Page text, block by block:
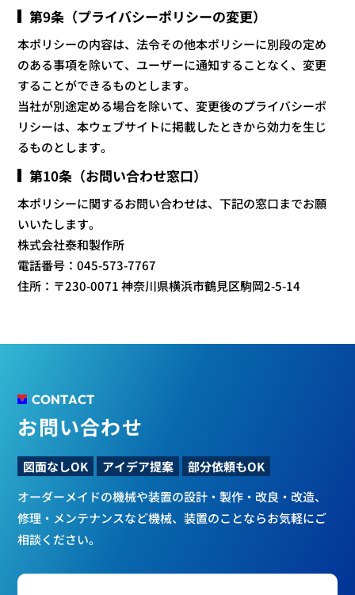
第9条（プライバシーポリシーの変更）
本ポリシーの内容は、法令その他本ポリシーに別段の定め
のある事項を除いて、ユーザーに通知することなく、変更
することができるものとします。
当社が別途定める場合を除いて、変更後のプライバシーポ
リシーは、本ウェブサイトに掲載したときから効力を生じ
るものとします。
第10条（お問い合わせ窓口）
本ポリシーに関するお問い合わせは、下記の窓口までお願
いいたします。
株式会社泰和製作所
電話番号：045-573-7767
住所：〒230-0071 神奈川県横浜市鶴見区駒岡2-5-14
CONTACT
お問い合わせ
図面なしOK アイデア提案
部分依頼もOK
オーダーメイドの機械や装置の設計・製作・改良・改造、
修理・メンテナンスなど機械、装置のことならお気軽にご
相談ください。